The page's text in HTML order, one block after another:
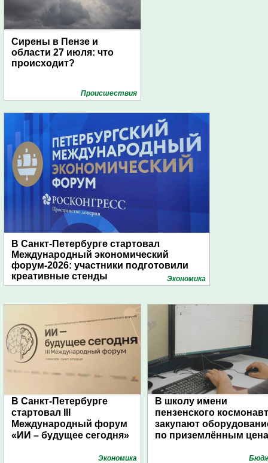
Сирены в Пензе и
области 27 июля: что
происходит?
Проиcшествия
В Санкт-Петербурге стартовал
Международный экономический
форум-2026: участники подготовили
креативные стенды
Экономика
В Санкт-Петербурге
стартовал III
Международный форум
«ИИ – будущее сегодня»
Экономика
В школу имени
пензенского
закупают
по приземлённым